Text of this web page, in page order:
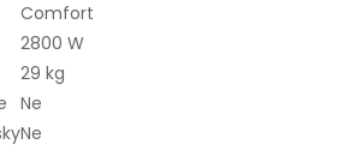
Comfort
2800 W
29 kg
Ne
Ne